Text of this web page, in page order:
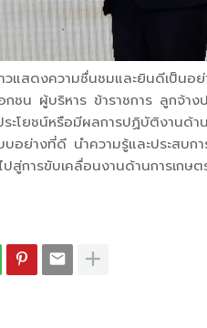
วแสดงความชื่นชมและยินดีเป็น
ชน ผู้บริหาร ข้าราชการ ลูกจ้าง
โยชน์หรือมีผลการปฏิบัติงานด้า
บอย่างที่ดี นำความรู้และประสบ
ปสู่การขับเคลื่อนงานด้านการเ